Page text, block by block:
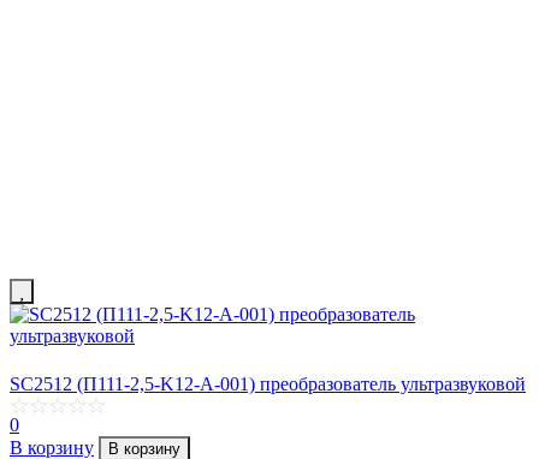
SC2512 (П111-2,5-K12-А-001) преобразователь ультразвуковой
0
В корзину
В корзину